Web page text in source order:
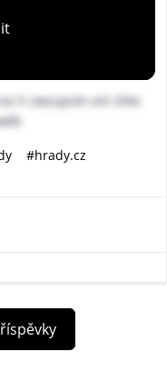
h zwzupom xnl zhkv
#hrady.cz